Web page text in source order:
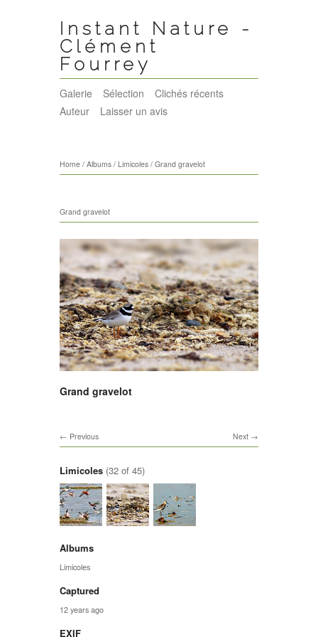
Instant Nature -
Clément
Fourrey
Galerie Sélection
Clichés récents
Auteur
Laisser un avis
Home / Albums / Limicoles / Grand gravelot
Grand gravelot
Grand gravelot
Next
Previous
Limicoles (32 of 45)
Albums
Limicoles
Captured
12 years ago
EXIF